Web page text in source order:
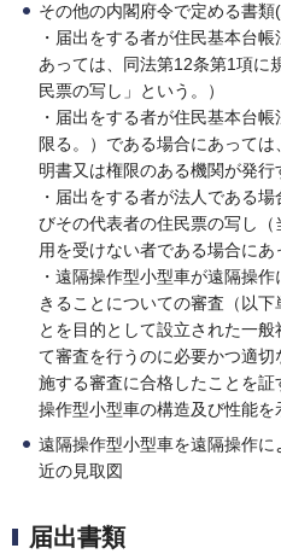
その他の内閣府令で定める書
・届出をする者が住民基本台
あっては、同法第12条第1項に
民票の写し」という。）
・届出をする者が住民基本台
限る。）である場合にあって
明書又は権限のある機関が発
・届出をする者が法人である
びその代表者の住民票の写し
用を受けない者である場合にあ
・遠隔操作型小型車が遠隔操
きることについての審査（以
とを目的として設立された一
て審査を行うのに必要かつ適
施する審査に合格したことを
操作型小型車の構造及び性能を
遠隔操作型小型車を遠隔操作
近の見取図
届出書類